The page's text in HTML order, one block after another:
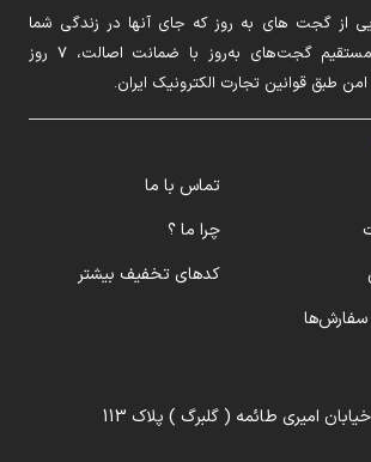
از گجت های به روز که جای آنها در زندگی شما
خالیست! واردکننده مستقیم گجت‌های به‌روز با ضمانت اصالت، ۷ روز
طبق قوانین تجارت الکترونیک ایران.
تماس با ما
چرا ما ؟
کدهای تخفیف بیشتر
سفارش‌ها
امیری طائمه ( گلبرگ ) پلاک 113